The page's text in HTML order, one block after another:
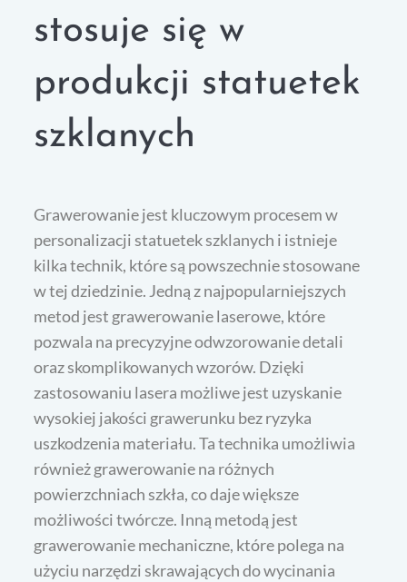
stosuje się w
produkcji statuetek
szklanych
Grawerowanie jest kluczowym procesem w
personalizacji statuetek szklanych i istnieje
kilka technik, które są powszechnie stosowane
w tej dziedzinie. Jedną z najpopularniejszych
metod jest grawerowanie laserowe, które
pozwala na precyzyjne odwzorowanie detali
oraz skomplikowanych wzorów. Dzięki
zastosowaniu lasera możliwe jest uzyskanie
wysokiej jakości grawerunku bez ryzyka
uszkodzenia materiału. Ta technika umożliwia
również grawerowanie na różnych
powierzchniach szkła, co daje większe
możliwości twórcze. Inną metodą jest
grawerowanie mechaniczne, które polega na
użyciu narzędzi skrawających do wycinania